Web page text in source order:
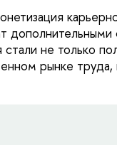
не только
рынке